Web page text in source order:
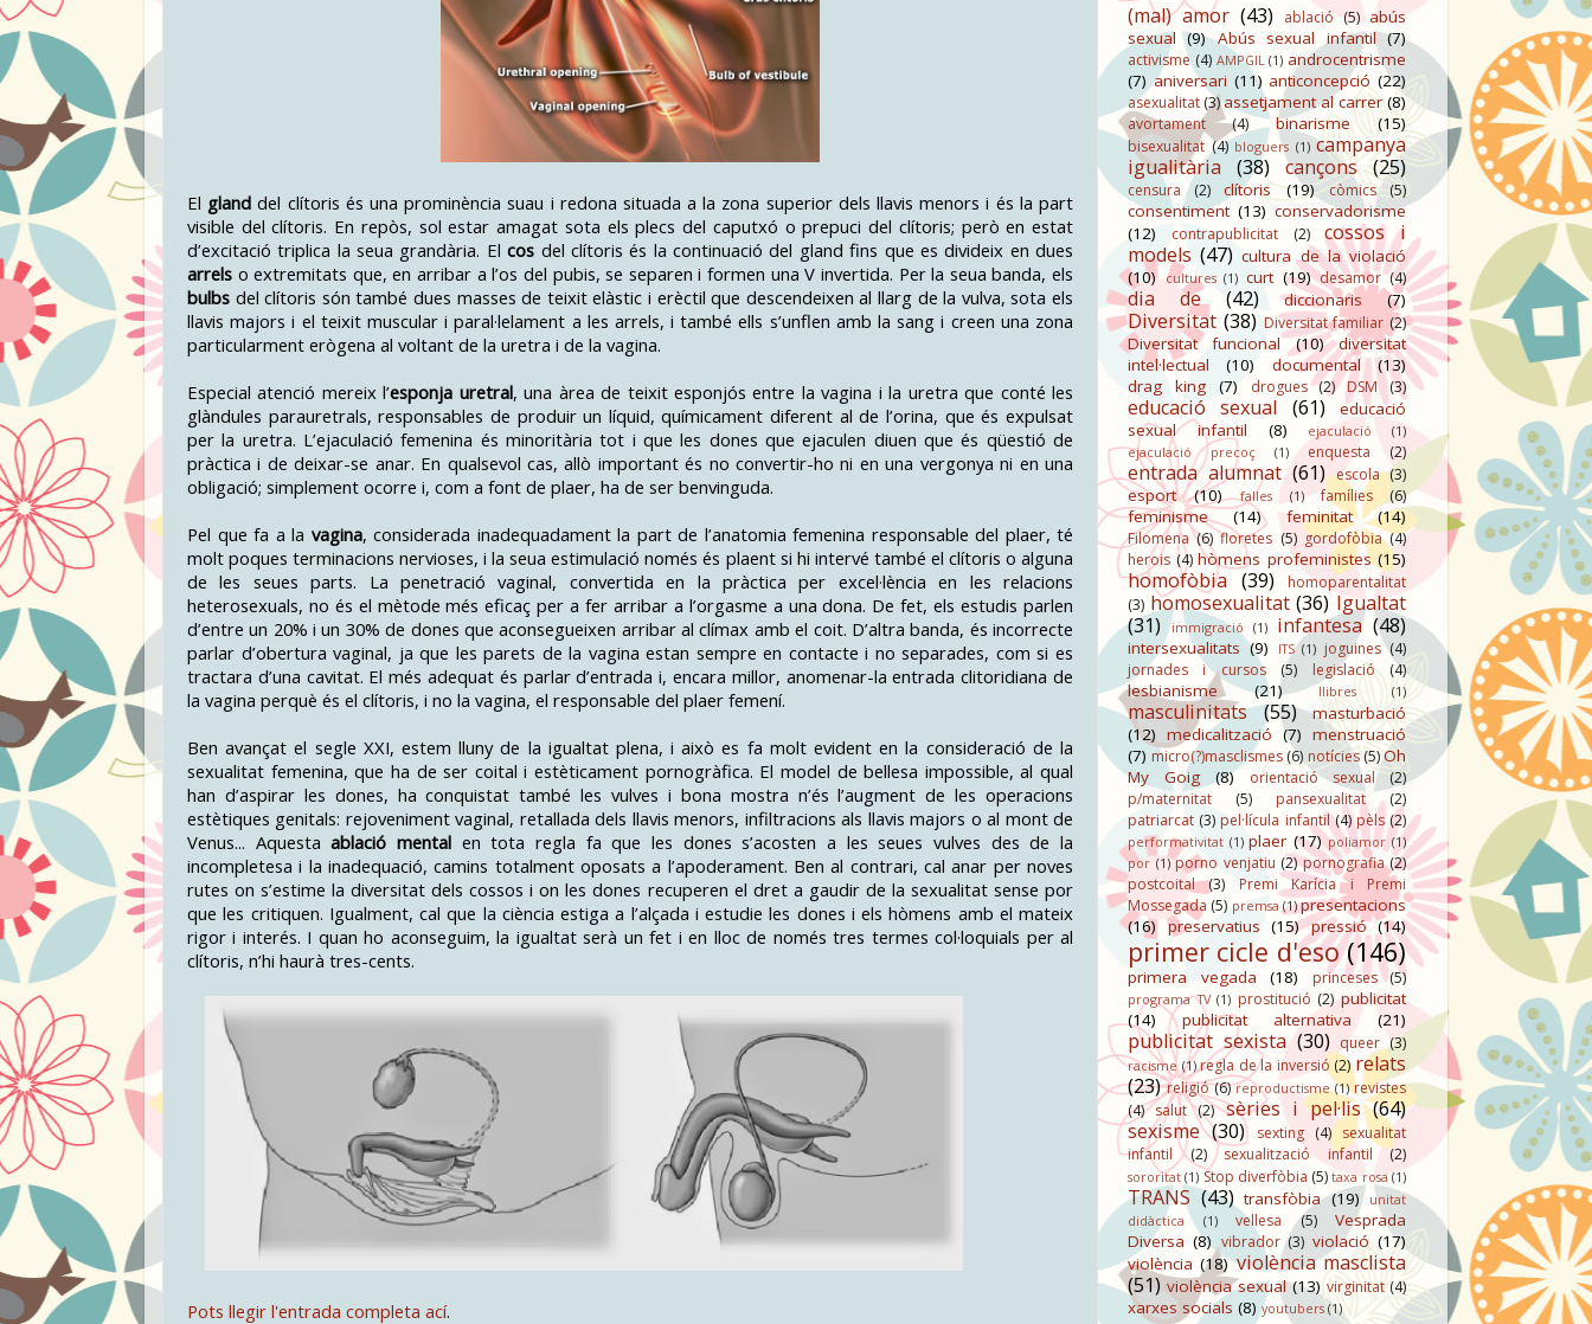
El gland del clítoris és una prominència suau i redona situada a la zona superior dels llavis menors i és la part
visible del clítoris. En repòs, sol estar amagat sota els plecs del caputxó o prepuci del clítoris; però en estat
d’excitació triplica la seua grandària. Elcos del clítoris és la continuació del gland fins que es divideix en dues
arrels o extremitats que, en arribar a l’os del pubis, se separen i formen una V invertida. Per la seua banda, els
bulbs del clítoris són també dues masses de teixit elàstic i erèctil que descendeixen al llarg de la vulva, sota els
llavis majors i el teixit muscular i paral·lelament a les arrels, i també ells s’unflen amb la sang i creen una zona
particularment erògena al voltant de la uretra i de la vagina.
Especial atenció mereix l’esponja uretral, una àrea de teixit esponjós entre la vagina i la uretra que conté les
glàndules parauretrals, responsables de produir un líquid, químicament diferent al de l’orina, que és expulsat
per la uretra. L’ejaculació femenina és minoritària tot i que les dones que ejaculen diuen que és qüestió de
pràctica i de deixar-se anar. En qualsevol cas, allò important és no convertir-ho ni en una vergonya ni en una
obligació; simplement ocorre i, com a font de plaer, ha de ser benvinguda.
Pel que fa a la vagina, considerada inadequadament la part de l’anatomia femenina responsable del plaer, té
molt poques terminacions nervioses, i la seua estimulació només és plaent si hi intervé també el clítoris o alguna
de les seues parts. La penetració vaginal, convertida en la pràctica per excel·lència en les relacions
heterosexuals, no és el mètode més eficaç per a fer arribar a l’orgasme a una dona. De fet, els estudis parlen
d’entre un 20% i un 30% de dones que aconsegueixen arribar al clímax amb el coit. D’altra banda, és incorrecte
parlar d’obertura vaginal, ja que les parets de la vagina estan sempre en contacte i no separades, com si es
tractara d’una cavitat. El més adequat és parlar d’entrada i, encara millor, anomenar-la entrada clitoridiana de
la vagina perquè és el clítoris, i no la vagina, el responsable del plaer femení.
Ben avançat el segle XXI, estem lluny de la igualtat plena, i això es fa molt evident en la consideració de la
sexualitat femenina, que ha de ser coital i estèticament pornogràfica. El model de bellesa impossible, al qual
han d’aspirar les dones, ha conquistat també les vulves i bona mostra n’és l’augment de les operacions
estètiques genitals: rejoveniment vaginal, retallada dels llavis menors, infiltracions als llavis majors o al mont de
Venus... Aquestaablació mental en tota regla fa que les dones s’acosten a les seues vulves des de la
incompletesa i la inadequació, camins totalment oposats a l’apoderament. Ben al contrari, cal anar per noves
rutes on s’estime la diversitat dels cossos i on les dones recuperen el dret a gaudir de la sexualitat sense por
que les critiquen. Igualment, cal que la ciència estiga a l’alçada i estudie les dones i els hòmens amb el mateix
rigor i interés. I quan ho aconseguim, la igualtat serà un fet i en lloc de només tres termes col·loquials per al
clítoris, n’hi haurà tres-cents.
Pots llegir l'entrada completa ací.
(mal) amor (43) ablació (5) abús
sexual (9) Abús sexual infantil (7)
activisme (4) AMPGIL (1) androcentrisme
(7) aniversari (11) anticoncepció (22)
asexualitat (3)assetjament al carrer (8)
avortament (4) binarisme (15)
bisexualitat (4) bloguers (1) campanya
igualitària
(38) cançons (25)
censura (2) clítoris (19) còmics (5)
consentiment (13) conservadorisme
(12)
contrapublicitat (2)
cossos i
models (47) cultura de la violació
(10) cultures (1) curt (19) desamor (4)
dia de (42) diccionaris (7)
Diversitat (38) Diversitat familiar (2)
Diversitat funcional (10)
diversitat
intel·lectual
(10) documental
(13)
drag king
(7) drogues (2) DSM (3)
educació sexual (61)
educació
sexual infantil
(8) ejaculació
(1)
ejaculació precoç
(1) enquesta (2)
entrada alumnat (61) escola (3)
esport (10) falles (1) famílies (6)
feminisme (14) feminitat (14)
Filomena (6) floretes (5) gordofòbia (4)
herois (4) hòmens profeministes (15)
homofòbia (39)
homoparentalitat
(3) homosexualitat (36) Igualtat
(31)
immigració (1) infantesa (48)
intersexualitats (9) ITS (1) joguines (4)
jornades i cursos
(5) legislació (4)
lesbianisme (21) llibres (1)
masculinitats (55)
masturbació
(12) medicalització (7) menstruació
(7) micro(?)masclismes (6) notícies(5)Oh
My Goig
(8) orientació sexual
(2)
p/maternitat
(5) pansexualitat
(2)
patriarcat (3) pel·lícula infantil (4) pèls (2)
performativitat (1) plaer (17) poliamor (1)
por (1) porno venjatiu (2) pornografia (2)
postcoital
(3)
Premi Karícia i Premi
Mossegada (5) premsa (1) presentacions
(16) preservatius (15) pressió (14)
primer cicle d'eso (146)
primera vegada (18) princeses (5)
programa TV (1) prostitució (2) publicitat
(14)
publicitat alternativa (21)
publicitat sexista (30) queer (3)
racisme (1) regla de la inversió (2) relats
(23) religió (6) reproductisme (1) revistes
(4) salut (2) sèries i pel·lis (64)
sexisme (30) sexting (4) sexualitat
infantil
(2) sexualització infantil (2)
sororitat (1) Stop diverfòbia (5) taxa rosa (1)
TRANS (43) transfòbia (19)
unitat
didàctica
(1) vellesa (5)
Vesprada
Diversa (8) vibrador (3) violació (17)
violència (18) violència masclista
(51) violència sexual (13) virginitat (4)
xarxes socials (8) youtubers (1)